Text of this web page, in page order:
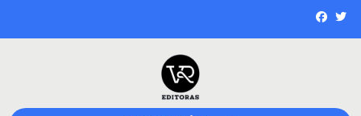
contenido